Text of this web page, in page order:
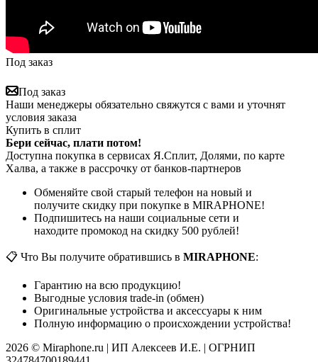
Под заказ
Под заказ
Наши менеджеры обязательно свяжутся с вами и уточнят
условия заказа
Купить в сплит
Бери сейчас, плати потом!
Доступна покупка в сервисах Я.Сплит, Долями, по карте
Халва, а также в рассрочку от банков-партнеров
Обменяйте свой старый телефон на новый и
получите скидку при покупке в MIRAPHONE!
Подпишитесь на наши социальные сети и
находите промокод на скидку 500 рублей!
📋 Что Вы получите обратившись в MIRAPHONE:
Гарантию на всю продукцию!
Выгодные условия trade-in (обмен)
Оригинальные устройства и аксессуары к ним
Полную информацию о происхождении устройства!
2026 © Miraphone.ru | ИП Алексеев И.Е. | ОГРНИП